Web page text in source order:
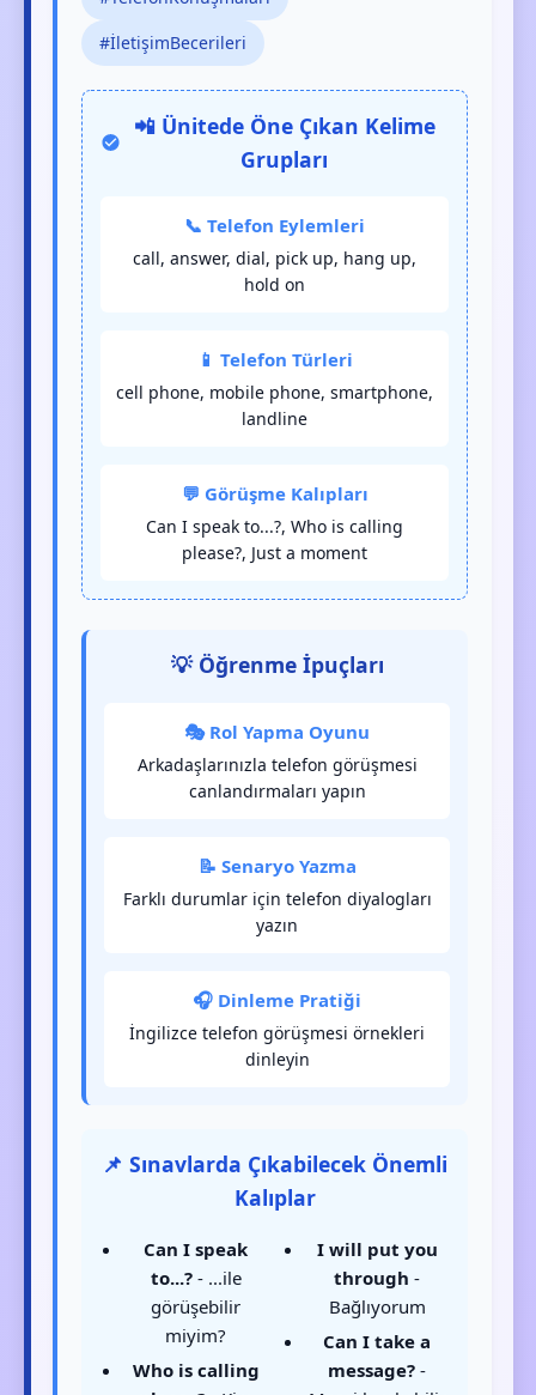
#İletişimBecerileri
📲 Ünitede Öne Çıkan Kelime
Grupları
📞 Telefon Eylemleri
call, answer, dial, pick up, hang up,
hold on
📱 Telefon Türleri
cell phone, mobile phone, smartphone,
landline
💬 Görüşme Kalıpları
Can I speak to...?, Who is calling
please?, Just a moment
💡 Öğrenme İpuçları
🎭 Rol Yapma Oyunu
Arkadaşlarınızla telefon görüşmesi
canlandırmaları yapın
📝 Senaryo Yazma
Farklı durumlar için telefon diyalogları
yazın
🎧 Dinleme Pratiği
İngilizce telefon görüşmesi örnekleri
dinleyin
📌 Sınavlarda Çıkabilecek Önemli
Kalıplar
Can I speak
to...?- ...ile
görüşebilir
miyim?
Who is calling
I will put you
through -
Bağlıyorum
Can I take a
message? -